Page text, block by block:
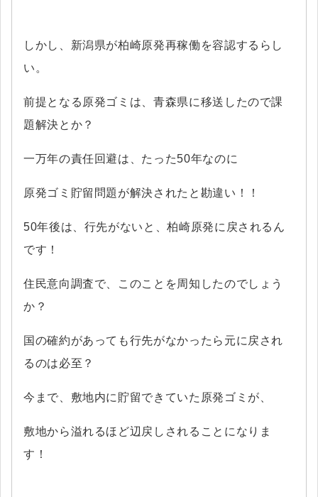
しかし、新潟県が柏崎原発再稼働を容認するらし
い。
前提となる原発ゴミは、青森県に移送したので課
題解決とか？
一万年の責任回避は、たった50年なのに
原発ゴミ貯留問題が解決されたと勘違い！！
50年後は、行先がないと、柏崎原発に戻されるん
です！
住民意向調査で、このことを周知したのでしょう
か？
国の確約があっても行先がなかったら元に戻され
るのは必至？
今まで、敷地内に貯留できていた原発ゴミが、
敷地から溢れるほど辺戻しされることになりま
す！